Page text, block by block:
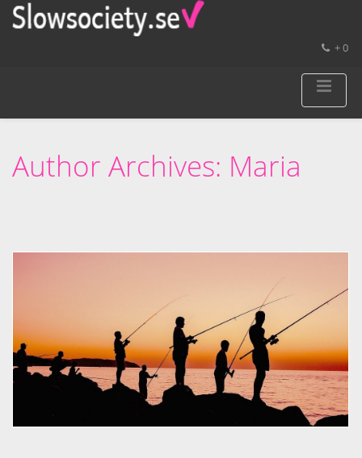
+ 0
Author Archives: Maria